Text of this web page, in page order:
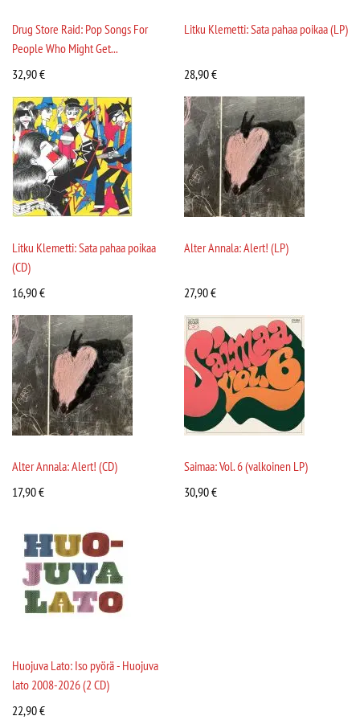
Drug Store Raid: Pop Songs For
People Who Might Get...
32,90€
Litku Klemetti: Sata pahaa poikaa (LP)
28,90€
Litku Klemetti: Sata pahaa poikaa
(CD)
16,90€
Alter Annala: Alert! (LP)
27,90€
Alter Annala: Alert! (CD)
17,90€
Saimaa: Vol. 6 (valkoinen LP)
30,90€
Huojuva Lato: Iso pyörä - Huojuva
lato 2008-2026 (2 CD)
22,90€